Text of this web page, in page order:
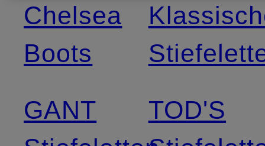
Chelsea
Boots
GANT
TOD'S